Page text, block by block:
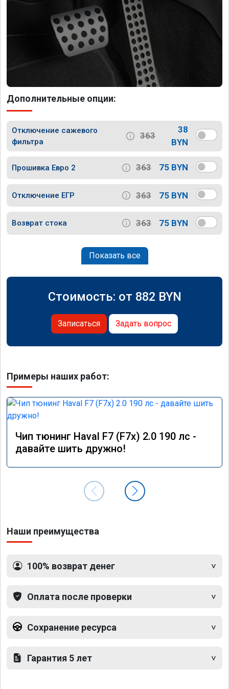
Дополнительные опции:
Отключение сажевого
фильтра
363
38
BYN
Прошивка Евро 2 363 75 BYN
Отключение ЕГР 363 75 BYN
Возврат стока 363 75 BYN
Показать все
Стоимость: от 882 BYN
Записаться Задать вопрос
Примеры наших работ:
Чип тюнинг Haval F7 (F7x) 2.0 190 лс -
давайте шить дружно!
Наши преимущества
100% возврат денег
Оплата после проверки
Сохранение ресурса
Гарантия 5 лет